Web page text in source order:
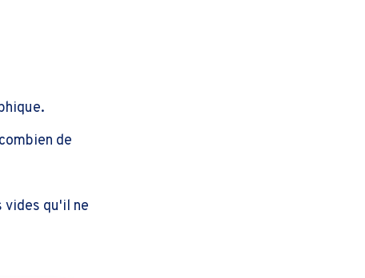
de
vides qu'il ne